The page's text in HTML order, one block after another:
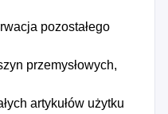
pozostałego
przemysłowych,
artykułów użytku